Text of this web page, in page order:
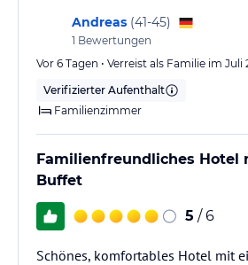
Andreas (41-45)
1 Bewertungen
Vor 6 Tagen • Verreist als Familie im Juli
Verifizierter Aufenthalt
Familienzimmer
Familienfreundliches Hotel
Buffet
5 / 6
Schönes, komfortables Hotel mit